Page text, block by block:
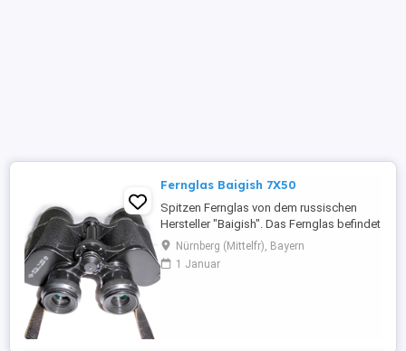
Fernglas Baigish 7X50
Spitzen Fernglas von dem russischen
Hersteller "Baigish". Das Fernglas befindet
sich noch in einem sehr guten
gebrauchten Zustand. Voll funktionsfähig.
Eigenschaften & technische Daten: -
Nürnberg (Mittelfr), Bayern
1 Januar